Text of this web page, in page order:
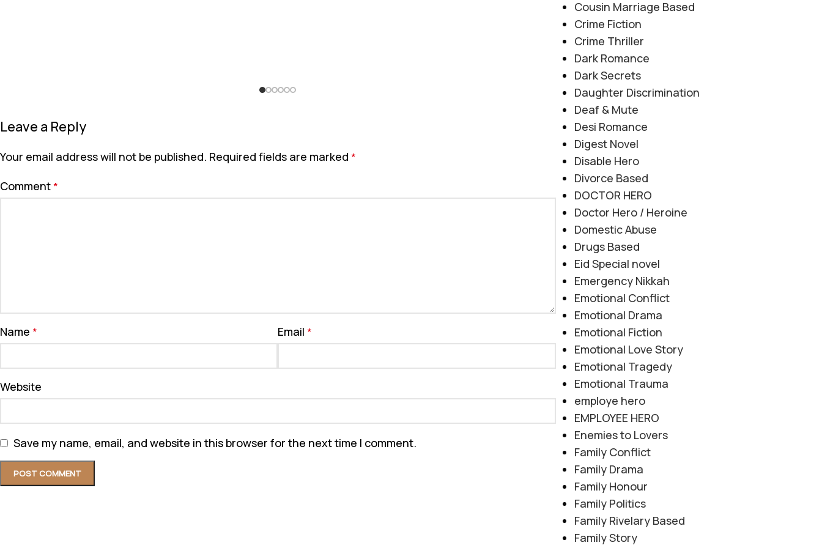
Leave a Reply
Your email address will not be published. Required fields are marked *
Comment *
Name * Email *
Website
Save my name, email, and website in this browser for the next time I comment.
Cousin Marriage Based
Crime Fiction
Crime Thriller
Dark Romance
Dark Secrets
Daughter Discrimination
Deaf & Mute
Desi Romance
Digest Novel
Disable Hero
Divorce Based
DOCTOR HERO
Doctor Hero / Heroine
Domestic Abuse
Drugs Based
Eid Special novel
Emergency Nikkah
Emotional Conflict
Emotional Drama
Emotional Fiction
Emotional Love Story
Emotional Tragedy
Emotional Trauma
employe hero
EMPLOYEE HERO
Enemies to Lovers
Family Conflict
Family Drama
Family Honour
Family Politics
Family Rivelary Based
Family Story